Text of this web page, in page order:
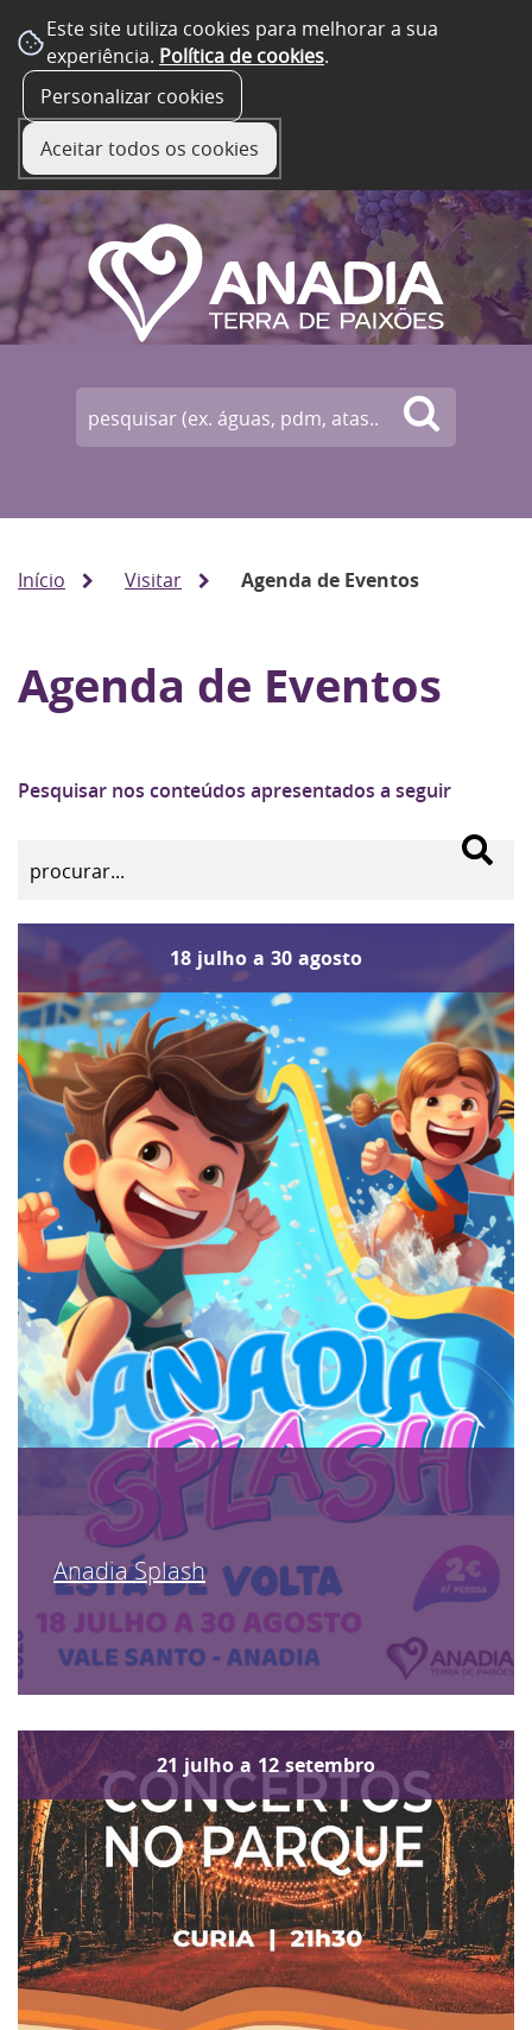
Este site utiliza cookies para melhorar a sua
experiência. Política de cookies.
Personalizar cookies
Aceitar todos os cookies
Início Visitar Agenda de Eventos
Agenda de Eventos
Pesquisar nos conteúdos apresentados a seguir
18 julho a 30 agosto
Anadia Splash
21 julho a 12 setembro